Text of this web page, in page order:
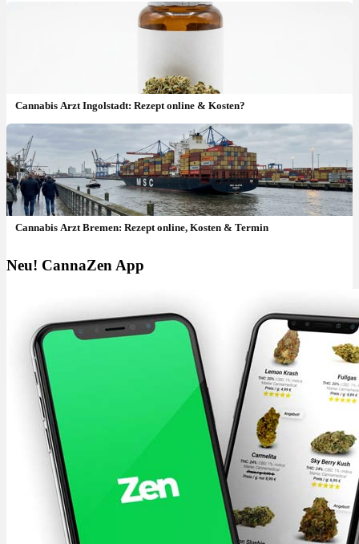
Cannabis Arzt Ingolstadt: Rezept online & Kosten?
Cannabis Arzt Bremen: Rezept online, Kosten & Termin
Neu! CannaZen App